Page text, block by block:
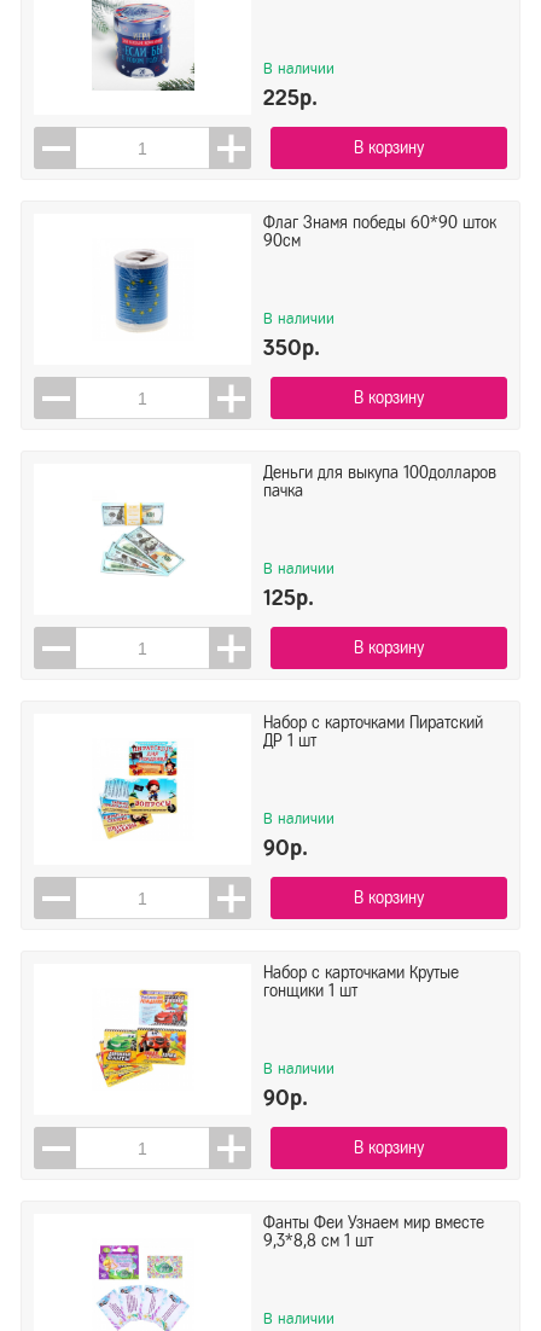
В наличии
225р.
В корзину
Флаг Знамя победы 60*90 шток
90см
В наличии
350р.
В корзину
Деньги для выкупа 100долларов
пачка
В наличии
125р.
В корзину
Набор с карточками Пиратский
ДР 1 шт
В наличии
90р.
В корзину
Набор с карточками Крутые
гонщики 1 шт
В наличии
90р.
В корзину
Фанты Феи Узнаем мир вместе
9,3*8,8 см 1 шт
В наличии